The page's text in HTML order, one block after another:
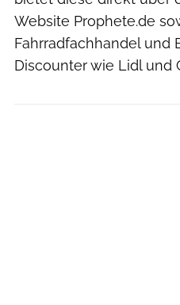
Website Prophete.de
Fahrradfachhandel und
Discounter wie Lidl und